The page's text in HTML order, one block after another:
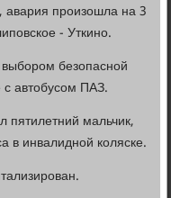
произошла на 3
- Уткино.
безопасной
автобусом ПАЗ.
пятилетний мальчик,
в инвалидной коляске.